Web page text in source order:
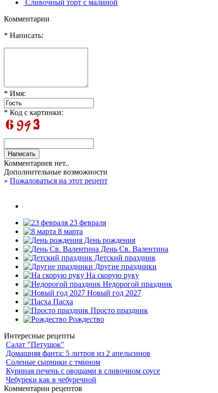
Сливочный торт с малиной
Комментарии
* Написать:
* Имя:
* Код с картинки:
Комментариев нет..
Дополнительные возможности
» Пожаловаться на этот рецепт
23 февраля
8 марта
День рождения
День Св. Валентина
Детский праздник
Другие праздники
На скорую руку
Недорогой праздник
Новый год 2027
Пасха
Просто праздник
Рождество
Интересные рецепты
Салат "Петушок"
Домашняя фанта: 5 литров из 2 апельсинов
Соленые сырники с тмином
Куриная печень с овощами в сливочном соусе
Чебуреки как в чебуречной
Комментарии рецептов